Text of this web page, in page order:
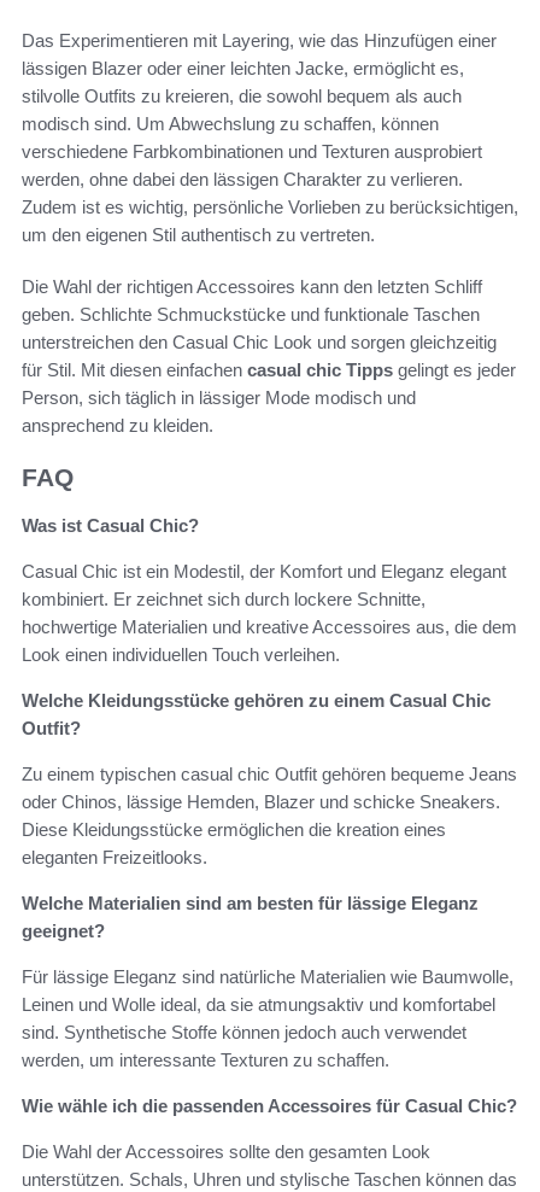
Das Experimentieren mit Layering, wie das Hinzufügen einer
lässigen Blazer oder einer leichten Jacke, ermöglicht es,
stilvolle Outfits zu kreieren, die sowohl bequem als auch
modisch sind. Um Abwechslung zu schaffen, können
verschiedene Farbkombinationen und Texturen ausprobiert
werden, ohne dabei den lässigen Charakter zu verlieren.
Zudem ist es wichtig, persönliche Vorlieben zu berücksichtigen,
um den eigenen Stil authentisch zu vertreten.
Die Wahl der richtigen Accessoires kann den letzten Schliff
geben. Schlichte Schmuckstücke und funktionale Taschen
unterstreichen den Casual Chic Look und sorgen gleichzeitig
für Stil. Mit diesen einfachen casual chic Tipps gelingt es jeder
Person, sich täglich in lässiger Mode modisch und
ansprechend zu kleiden.
FAQ
Was ist Casual Chic?
Casual Chic ist ein Modestil, der Komfort und Eleganz elegant
kombiniert. Er zeichnet sich durch lockere Schnitte,
hochwertige Materialien und kreative Accessoires aus, die dem
Look einen individuellen Touch verleihen.
Welche Kleidungsstücke gehören zu einem Casual Chic
Outfit?
Zu einem typischen casual chic Outfit gehören bequeme Jeans
oder Chinos, lässige Hemden, Blazer und schicke Sneakers.
Diese Kleidungsstücke ermöglichen die kreation eines
eleganten Freizeitlooks.
Welche Materialien sind am besten für lässige Eleganz
geeignet?
Für lässige Eleganz sind natürliche Materialien wie Baumwolle,
Leinen und Wolle ideal, da sie atmungsaktiv und komfortabel
sind. Synthetische Stoffe können jedoch auch verwendet
werden, um interessante Texturen zu schaffen.
Wie wähle ich die passenden Accessoires für Casual Chic?
Die Wahl der Accessoires sollte den gesamten Look
unterstützen. Schals, Uhren und stylische Taschen können das